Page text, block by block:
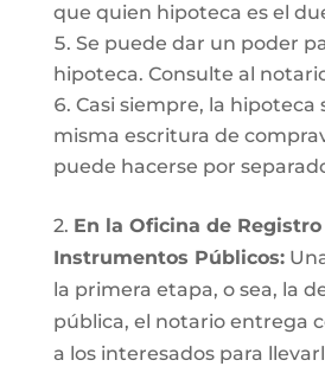
que quien hipoteca es el
Se puede dar un poder
hipoteca. Consulte al
Casi siempre, la hipoteca
misma escritura de
puede hacerse por
2. En la Oficina de
Instrumentos Públicos:
la primera etapa, o sea, la
pública, el notario entrega
a los interesados para